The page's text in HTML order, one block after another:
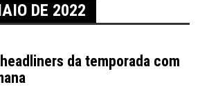
DE 2022
da temporada com